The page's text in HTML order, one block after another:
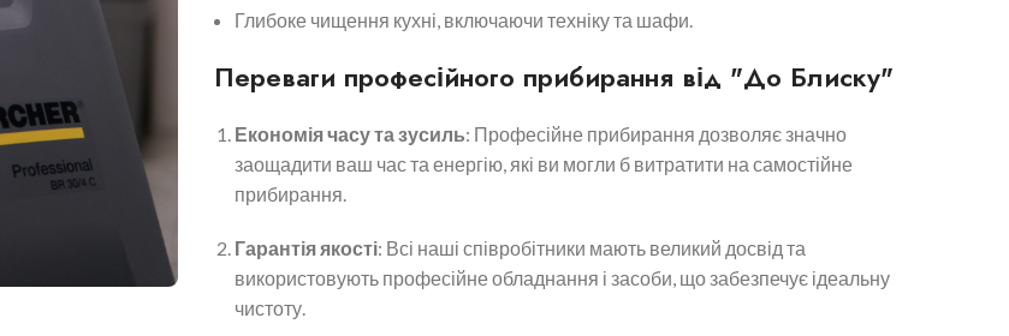
Глибоке чищення кухні, включаючи техніку та шафи.
Переваги професійного прибирання від "До Блиску"
Економія часу та зусиль: Професійне прибирання дозволяє значно
заощадити ваш час та енергію, які ви могли б витратити на самостійне
прибирання.
Гарантія якості: Всі наші співробітники мають великий досвід та
використовують професійне обладнання і засоби, що забезпечує ідеальну
чистоту.